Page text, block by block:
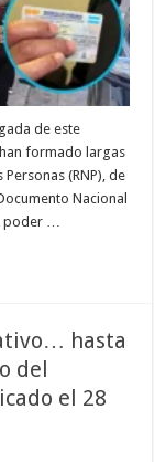
de este
formado largas
(RNP), de
Nacional
poder …
hasta
del
el 28